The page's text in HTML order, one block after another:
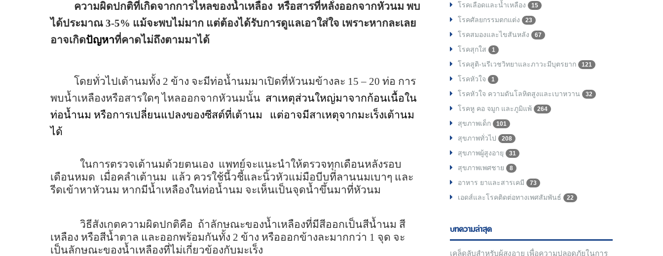
ความผิดปกติที่เกิดจากการไหลของน้ำเหลือง หรือสารที่หลั่งออกจากหัวนม พบ
ได้ประมาณ 3-5% แม้จะพบไม่มาก แต่ต้องได้รับการดูแลเอาใส่ใจ เพราะหากละเลย
อาจเกิดปัญหาที่คาดไม่ถึงตามมาได้
โดยทั่วไปเต้านมทั้ง 2 ข้าง จะมีท่อน้ำนมมาเปิดที่หัวนมข้างละ 15 – 20 ท่อ การ
พบน้ำเหลืองหรือสารใดๆ ไหลออกจากหัวนมนั้น สาเหตุส่วนใหญ่มาจากก้อนเนื้อใน
ท่อน้ำนม หรือการเปลี่ยนแปลงของซีสต์ที่เต้านม
แต่อาจมีสาเหตุจากมะเร็งเต้านม
ได้
ในการตรวจเต้านมด้วยตนเอง แพทย์จะแนะนำให้ตรวจทุกเดือนหลังรอบ
เดือนหมด เมื่อคลำเต้านม แล้ว ควรใช้นี้วชี้และนิ้วหัวแม่มือบีบที่ลานนมเบาๆ และ
รีดเข้าหาหัวนม หากมีน้ำเหลืองในท่อน้ำนม จะเห็นเป็นจุดน้ำขึ้นมาที่หัวนม
วิธีสังเกตความผิดปกติคือ ถ้าลักษณะของน้ำเหลืองที่มีสีออกเป็นสีน้ำนม สี
เหลือง หรือสีน้ำตาล และออกพร้อมกันทั้ง 2 ข้าง หรือออกข้างละมากกว่า 1 จุด จะ
เป็นลักษณะของน้ำเหลืองที่ไม่เกี่ยวข้องกับมะเร็ง
โรคเลือดและน้ำเหลือง 15
โรคศัลยกรรมตกแต่ง 23
โรคสมองและไขสันหลัง 67
โรคสุกใส 1
โรคสูติ-นรีเวชวิทยาและภาวะมีบุตรยาก 121
โรคหัวใจ 1
โรคหัวใจ ความดันโลหิตสูงและเบาหวาน 32
โรคหู คอ จมูก และภูมิแพ้ 264
สุขภาพเด็ก 101
สุขภาพทั่วไป 208
สุขภาพผู้สูงอายุ 31
สุขภาพเพศชาย 8
อาหาร ยาและสารเคมี 73
เอดส์และโรคติดต่อทางเพศสัมพันธ์ 22
บทความล่าสุด
เคล็ดลับสำหรับผู้สูงอายุ เพื่อความปลอดภัยในการ